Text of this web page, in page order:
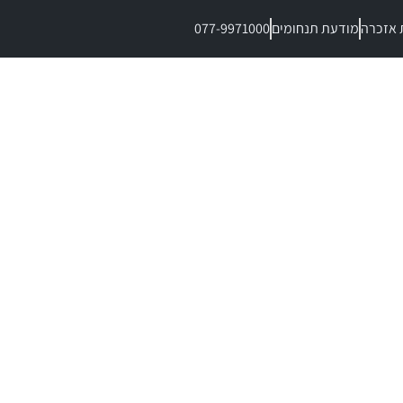
אזכרהמודעת תנחומים077-9971000